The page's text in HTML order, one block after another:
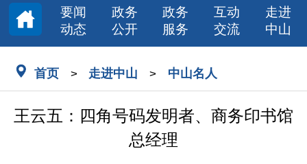
要闻
动态
政务
公开
政务
服务
互动
交流
走进
中山
首页 > 走进中山 > 中山名人
王云五：四角号码发明者、商务印书馆
总经理